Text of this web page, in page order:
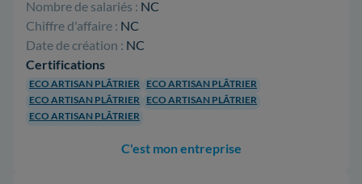
Nombre de salariés : NC
Chiffre d'affaire : NC
Date de création : NC
Certifications
ECO ARTISAN PLÂTRIER
ECO ARTISAN PLÂTRIER
ECO ARTISAN PLÂTRIER
ECO ARTISAN PLÂTRIER
ECO ARTISAN PLÂTRIER
C'est mon entreprise